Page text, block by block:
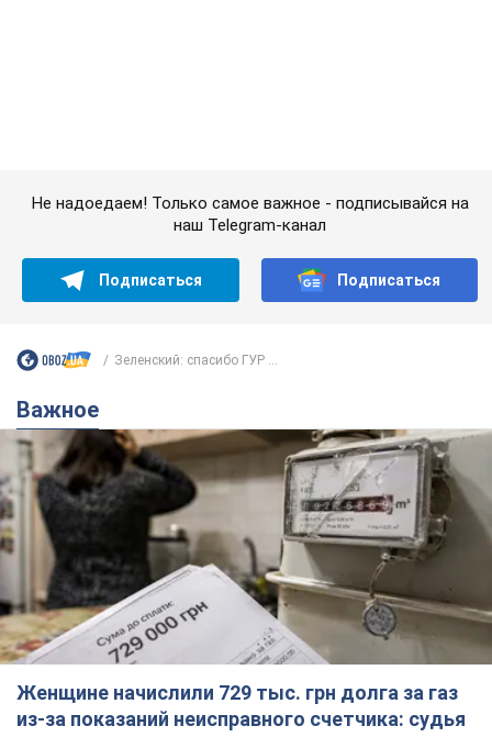
Важное
Женщине начислили 729 тыс. грн долга за газ
из-за показаний неисправного счетчика: судья
вынес неожиданное решение
Нужно ли платить долг из-за доначисления
4 часа назад 5,5 т.
"Это Украина напала!" Оксана Вояж
разоблачила киевского поэта,
которого "зазомбировали": он даже